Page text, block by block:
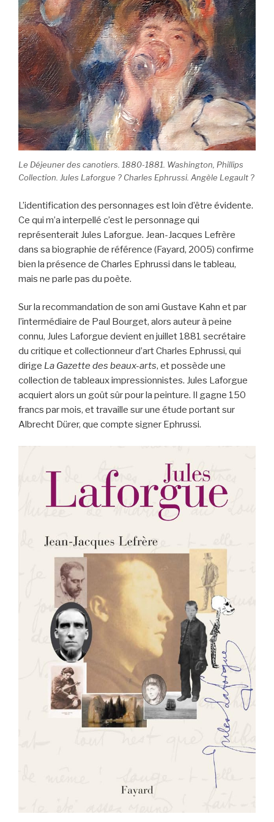
Le Déjeuner des canotiers. 1880-1881. Washington, Phillips
Collection. Jules Laforgue ? Charles Ephrussi. Angèle Legault ?
L’identification des personnages est loin d’être évidente.
Ce qui m’a interpellé c’est le personnage qui
représenterait Jules Laforgue. Jean-Jacques Lefrère
dans sa biographie de référence (Fayard, 2005) confirme
bien la présence de Charles Ephrussi dans le tableau,
mais ne parle pas du poète.
Sur la recommandation de son ami Gustave Kahn et par
l’intermédiaire de Paul Bourget, alors auteur à peine
connu, Jules Laforgue devient en juillet 1881 secrétaire
du critique et collectionneur d’art Charles Ephrussi, qui
dirige La Gazette des beaux-arts, et possède une
collection de tableaux impressionnistes. Jules Laforgue
acquiert alors un goût sûr pour la peinture. Il gagne 150
francs par mois, et travaille sur une étude portant sur
Albrecht Dürer, que compte signer Ephrussi.